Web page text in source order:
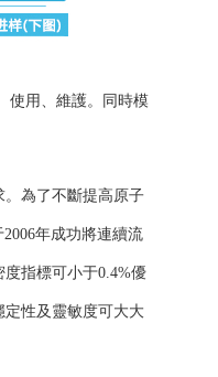
使用、維護。同時模
為了不斷提高原子
年成功將連續流
指標可小于0.4%優
性及靈敏度可大大